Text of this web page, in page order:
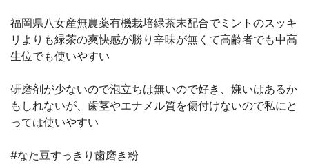
福岡県八女産無農薬有機栽培緑茶末配合でミントのスッキ
リよりも緑茶の爽快感が勝り辛味が無くて高齢者でも中高
生位でも使いやすい
研磨剤が少ないので泡立ちは無いので好き、嫌いはあるか
もしれないが、歯茎やエナメル質を傷付けないので私にと
っては使いやすい
#なた豆すっきり歯磨き粉